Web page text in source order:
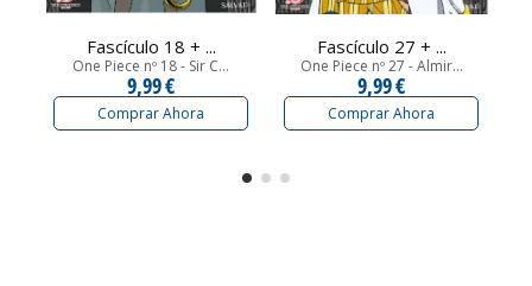
Fascículo 18 + ...
One Piece nº 18 - Sir C...
9,99 €
Comprar Ahora
Fascículo 27 + ...
One Piece nº 27 - Almir...
9,99 €
Comprar Ahora